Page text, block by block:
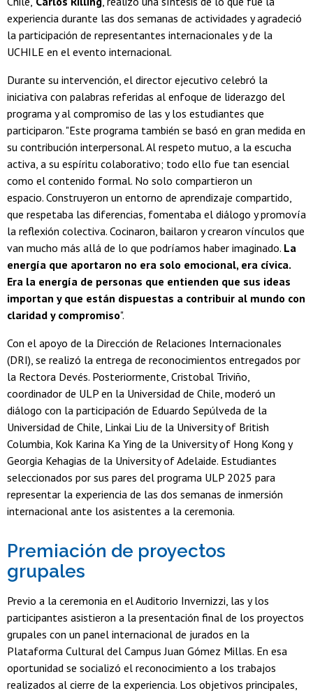
experiencia durante las dos semanas de actividades y agradeció
la participación de representantes internacionales y de la
UCHILE en el evento internacional.
Durante su intervención, el director ejecutivo celebró la
iniciativa con palabras referidas al enfoque de liderazgo del
programa y al compromiso de las y los estudiantes que
participaron. "Este programa también se basó en gran medida en
su contribución interpersonal. Al respeto mutuo, a la escucha
activa, a su espíritu colaborativo; todo ello fue tan esencial
como el contenido formal. No solo compartieron un
espacio. Construyeron un entorno de aprendizaje compartido,
que respetaba las diferencias, fomentaba el diálogo y promovía
la reflexión colectiva. Cocinaron, bailaron y crearon vínculos que
van mucho más allá de lo que podríamos haber imaginado. La
energía que aportaron no era solo emocional, era cívica.
Era la energía de personas que entienden que sus ideas
importan y que están dispuestas a contribuir al mundo con
claridad y compromiso".
Con el apoyo de la Dirección de Relaciones Internacionales
(DRI), se realizó la entrega de reconocimientos entregados por
la Rectora Devés. Posteriormente, Cristobal Triviño,
coordinador de ULP en la Universidad de Chile, moderó un
diálogo con la participación de Eduardo Sepúlveda de la
Universidad de Chile, Linkai Liu de la University of British
Columbia, Kok Karina Ka Ying de la University of Hong Kong y
Georgia Kehagias de la University of Adelaide. Estudiantes
seleccionados por sus pares del programa ULP 2025 para
representar la experiencia de las dos semanas de inmersión
internacional ante los asistentes a la ceremonia.
Premiación de proyectos
grupales
Previo a la ceremonia en el Auditorio Invernizzi, las y los
participantes asistieron a la presentación final de los proyectos
grupales con un panel internacional de jurados en la
Plataforma Cultural del Campus Juan Gómez Millas. En esa
oportunidad se socializó el reconocimiento a los trabajos
realizados al cierre de la experiencia. Los objetivos principales,